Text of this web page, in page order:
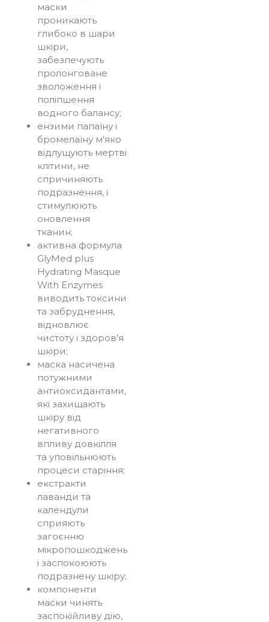
маски
проникають
глибоко в шари
шкіри,
забезпечують
пролонговане
зволоження і
поліпшення
водного балансу;
ензими папаїну і
бромелаїну м'яко
відлущують мертві
клітини, не
спричиняють
подразнення, і
стимулюють
оновлення
тканин;
активна формула
GlyMed plus
Hydrating Masque
With Enzymes
виводить токсини
та забруднення,
відновлює
чистоту і здоров'я
шкіри;
маска насичена
потужними
антиоксидантами,
які захищають
шкіру від
негативного
впливу довкілля
та уповільнюють
процеси старіння;
екстракти
лаванди та
календули
сприяють
загоєнню
мікропошкоджень
і заспокоюють
подразнену шкіру;
компоненти
маски чинять
заспокійливу дію,